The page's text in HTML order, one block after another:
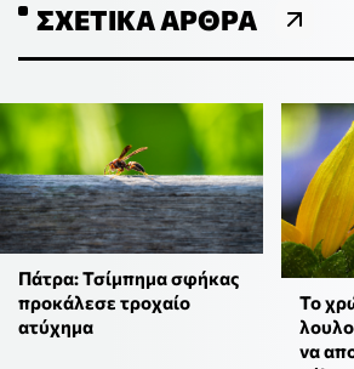
ΣΧΕΤΙΚΆ ΆΡΘΡΑ
Πάτρα: Τσίμπημα σφήκας
προκάλεσε τροχαίο
ατύχημα
Το
να